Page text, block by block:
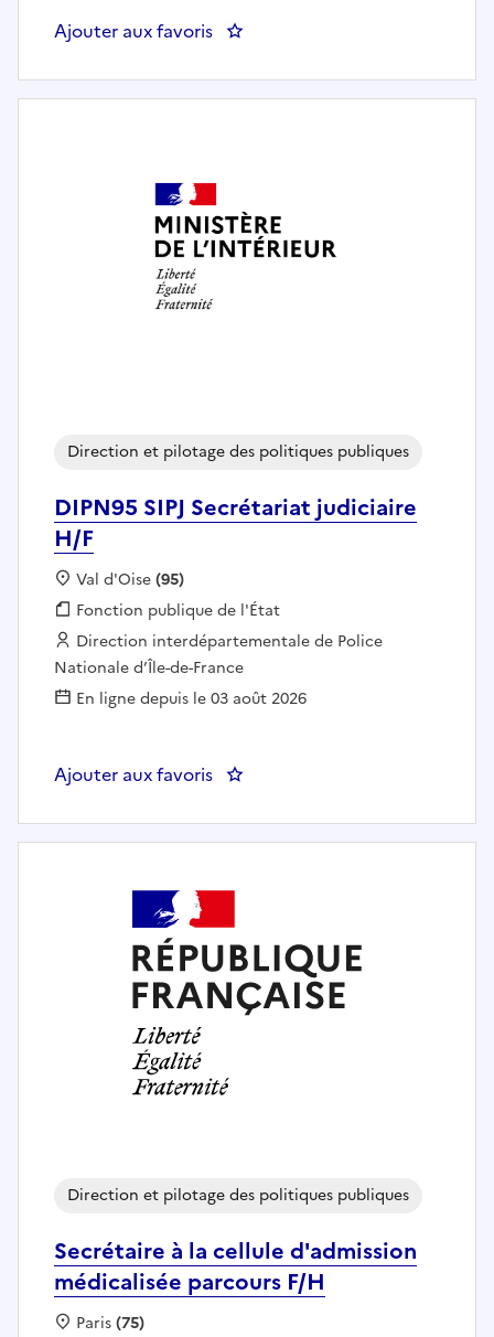
Ajouter aux favoris : DIPN95 - CPN CERGY-
DIPN95 SIPJ Secrétariat judiciaire
H/F
Direction et pilotage des politiques publiques
Localisation :
Val d'Oise(95)
Fonction publique :
Fonction publique de l'État
Employeur :
Direction interdépartementale de Police
Nationale d’Île-de-France
En ligne depuis le 03 août 2026
Ajouter aux favoris : DIPN95 SIPJ Secrétariat
Secrétaire à la cellule d'admission
médicalisée parcours F/H
Direction et pilotage des politiques publiques
Localisation :
Paris(75)